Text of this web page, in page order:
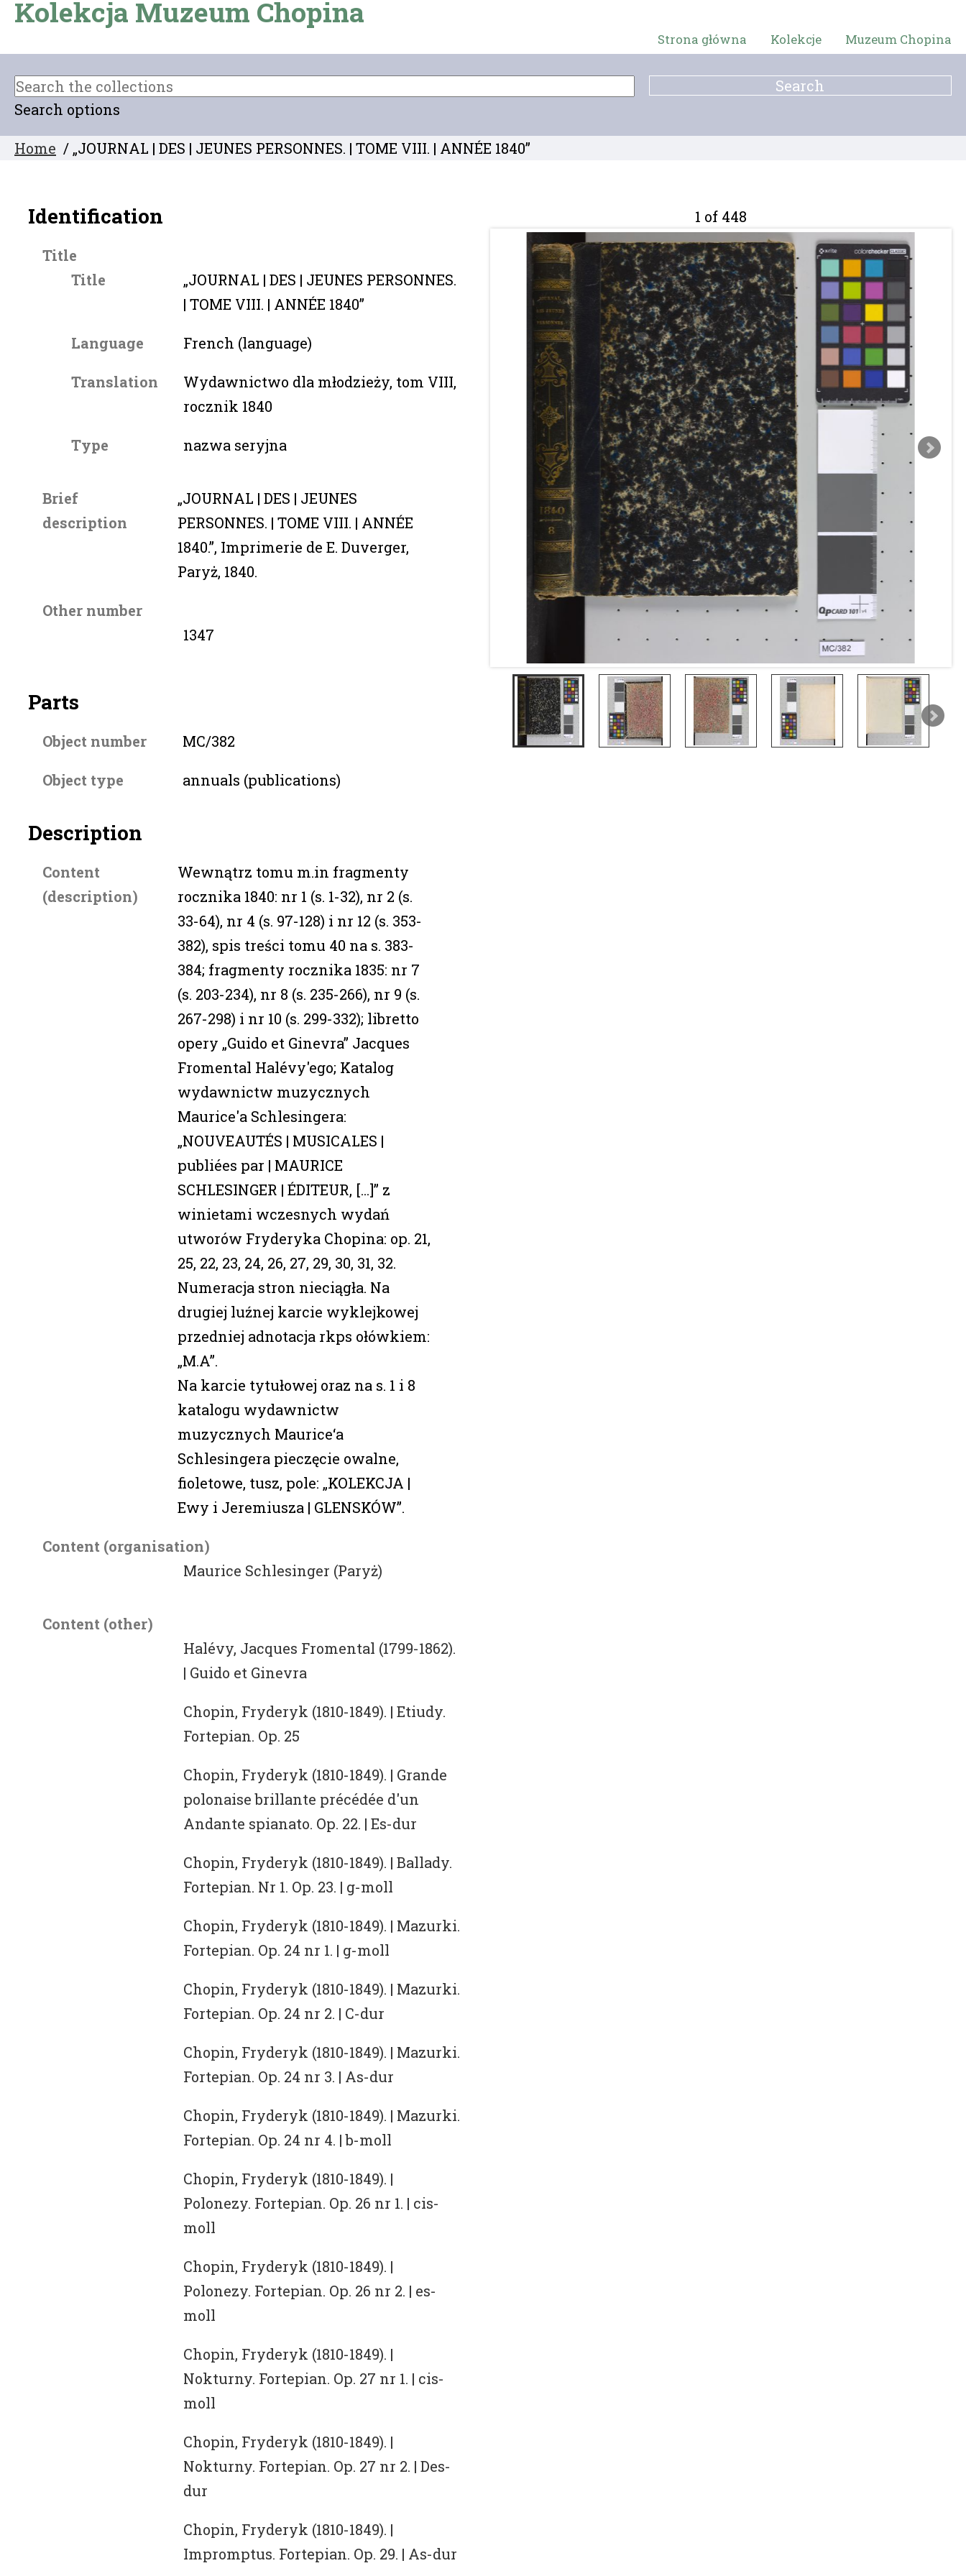
Kolekcja Muzeum Chopina
Strona główna Kolekcje Muzeum Chopina
Search options
Home / „JOURNAL | DES | JEUNES PERSONNES. | TOME VIII. | ANNÉE 1840”
Identification
Title
Title
„JOURNAL | DES | JEUNES PERSONNES.
| TOME VIII. | ANNÉE 1840”
Language French (language)
Translation
Wydawnictwo dla młodzieży, tom VIII,
rocznik 1840
Type nazwa seryjna
Brief
description
„JOURNAL | DES | JEUNES
PERSONNES. | TOME VIII. | ANNÉE
1840.”, Imprimerie de E. Duverger,
Paryż, 1840.
Other number
1347
Parts
Object number MC/382
Object type annuals (publications)
Description
Content
(description)
Wewnątrz tomu m.in fragmenty
rocznika 1840: nr 1 (s. 1-32), nr 2 (s.
33-64), nr 4 (s. 97-128) i nr 12 (s. 353-
382), spis treści tomu 40 na s. 383-
384; fragmenty rocznika 1835: nr 7
(s. 203-234), nr 8 (s. 235-266), nr 9 (s.
267-298) i nr 10 (s. 299-332); libretto
opery „Guido et Ginevra” Jacques
Fromental Halévy'ego; Katalog
wydawnictw muzycznych
Maurice'a Schlesingera:
„NOUVEAUTÉS | MUSICALES |
publiées par | MAURICE
SCHLESINGER | ÉDITEUR, [...]” z
winietami wczesnych wydań
utworów Fryderyka Chopina: op. 21,
25, 22, 23, 24, 26, 27, 29, 30, 31, 32.
Numeracja stron nieciągła. Na
drugiej luźnej karcie wyklejkowej
przedniej adnotacja rkps ołówkiem:
„M.A”.
Na karcie tytułowej oraz na s. 1 i 8
katalogu wydawnictw
muzycznych Maurice‘a
Schlesingera pieczęcie owalne,
fioletowe, tusz, pole: „KOLEKCJA |
Ewy i Jeremiusza | GLENSKÓW”.
Content (organisation)
Maurice Schlesinger (Paryż)
Content (other)
Halévy, Jacques Fromental (1799-1862).
| Guido et Ginevra
Chopin, Fryderyk (1810-1849). | Etiudy.
Fortepian. Op. 25
Chopin, Fryderyk (1810-1849). | Grande
polonaise brillante précédée d'un
Andante spianato. Op. 22. | Es-dur
Chopin, Fryderyk (1810-1849). | Ballady.
Fortepian. Nr 1. Op. 23. | g-moll
Chopin, Fryderyk (1810-1849). | Mazurki.
Fortepian. Op. 24 nr 1. | g-moll
Chopin, Fryderyk (1810-1849). | Mazurki.
Fortepian. Op. 24 nr 2. | C-dur
Chopin, Fryderyk (1810-1849). | Mazurki.
Fortepian. Op. 24 nr 3. | As-dur
Chopin, Fryderyk (1810-1849). | Mazurki.
Fortepian. Op. 24 nr 4. | b-moll
Chopin, Fryderyk (1810-1849). |
Polonezy. Fortepian. Op. 26 nr 1. | cis-
moll
Chopin, Fryderyk (1810-1849). |
Polonezy. Fortepian. Op. 26 nr 2. | es-
moll
Chopin, Fryderyk (1810-1849). |
Nokturny. Fortepian. Op. 27 nr 1. | cis-
moll
Chopin, Fryderyk (1810-1849). |
Nokturny. Fortepian. Op. 27 nr 2. | Des-
dur
Chopin, Fryderyk (1810-1849). |
Impromptus. Fortepian. Op. 29. | As-dur
1 of 448